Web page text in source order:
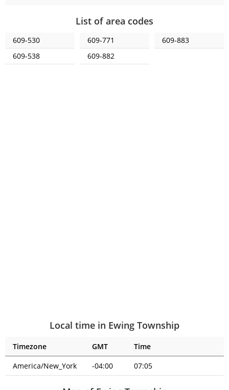
List of area codes
609-530
609-538
609-771
609-882
609-883
Local time in Ewing Township
Timezone GMT
Time
America/New_York
-04:00 07:05